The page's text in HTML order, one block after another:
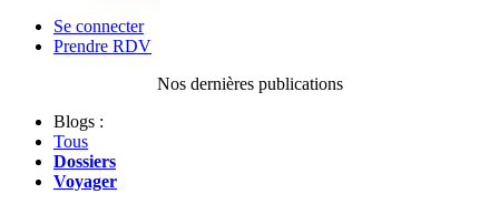
Se connecter
Prendre RDV
Nos dernières publications
Blogs :
Tous
Dossiers
Voyager